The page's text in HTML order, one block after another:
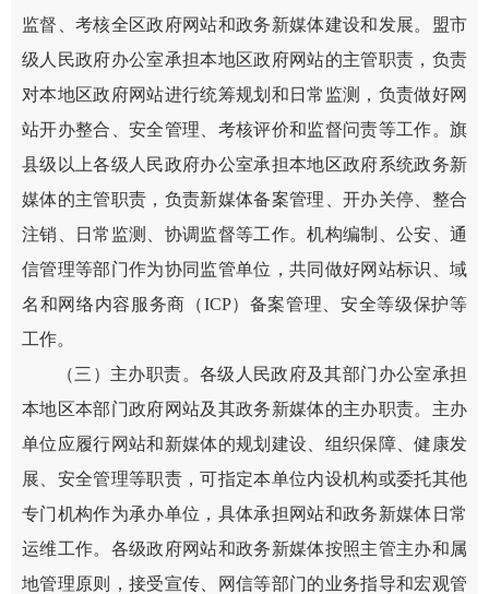
监督、考核全区政府网站和政务新媒体建设和发展。盟市
级人民政府办公室承担本地区政府网站的主管职责，负责
对本地区政府网站进行统筹规划和日常监测，负责做好网
站开办整合、安全管理、考核评价和监督问责等工作。旗
县级以上各级人民政府办公室承担本地区政府系统政务新
媒体的主管职责，负责新媒体备案管理、开办关停、整合
注销、日常监测、协调监督等工作。机构编制、公安、通
信管理等部门作为协同监管单位，共同做好网站标识、域
名和网络内容服务商（ICP）备案管理、安全等级保护等
工作。
（三）主办职责。各级人民政府及其部门办公室承担
本地区本部门政府网站及其政务新媒体的主办职责。主办
单位应履行网站和新媒体的规划建设、组织保障、健康发
展、安全管理等职责，可指定本单位内设机构或委托其他
专门机构作为承办单位，具体承担网站和政务新媒体日常
运维工作。各级政府网站和政务新媒体按照主管主办和属
地管理原则，接受宣传、网信等部门的业务指导和宏观管